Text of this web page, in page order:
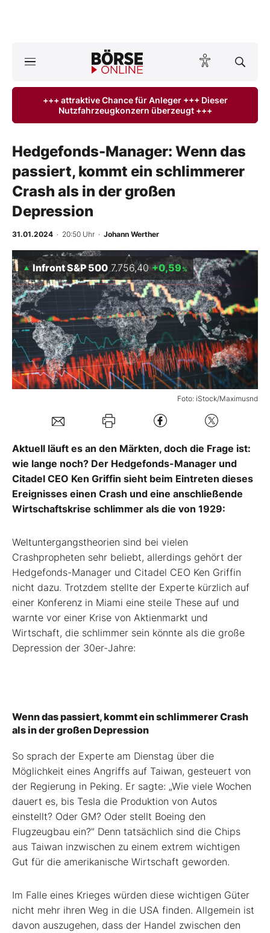
Anlageprodukte
Finanz-Check
Abo & Shop
BO-Musterdepots
Experten
Mein B:O
Mein Konto
Folgen Sie uns
Kontakt
+++ attraktive Chance für Anleger +++ Dieser
Nutzfahrzeugkonzern überzeugt +++
Hedgefonds-Manager: Wenn das
passiert, kommt ein schlimmerer
Crash als in der großen
Depression
31.01.2024 · 20:50 Uhr · Johann Werther
Foto: iStock/Maximusnd
Infront S&P 500 7.756,40 +0,59%
Aktuell läuft es an den Märkten, doch die Frage ist:
wie lange noch? Der Hedgefonds-Manager und
Citadel CEO Ken Griffin sieht beim Eintreten dieses
Ereignisses einen Crash und eine anschließende
Wirtschaftskrise schlimmer als die von 1929:
Weltuntergangstheorien sind bei vielen
Crashpropheten sehr beliebt, allerdings gehört der
Hedgefonds-Manager und Citadel CEO Ken Griffin
nicht dazu. Trotzdem stellte der Experte kürzlich auf
einer Konferenz in Miami eine steile These auf und
warnte vor einer Krise von Aktienmarkt und
Wirtschaft, die schlimmer sein könnte als die große
Depression der 30er-Jahre:
Wenn das passiert, kommt ein schlimmerer Crash
als in der großen Depression
So sprach der Experte am Dienstag über die
Möglichkeit eines Angriffs auf Taiwan, gesteuert von
der Regierung in Peking. Er sagte: „Wie viele Wochen
dauert es, bis Tesla die Produktion von Autos
einstellt? Oder GM? Oder stellt Boeing den
Flugzeugbau ein?” Denn tatsächlich sind die Chips
aus Taiwan inzwischen zu einem extrem wichtigen
Gut für die amerikanische Wirtschaft geworden.
Im Falle eines Krieges würden diese wichtigen Güter
nicht mehr ihren Weg in die USA finden. Allgemein ist
davon auszugehen, dass der Handel zwischen den